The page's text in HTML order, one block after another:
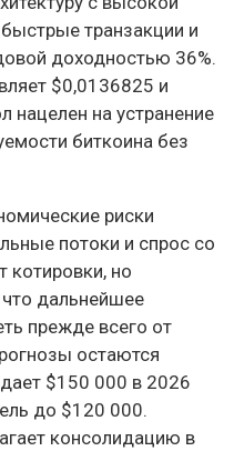
транзакции и
доходностью 36%.
$0,0136825 и
нацелен на устранение
биткоина без
риски
потоки и спрос со
котировки, но
дальнейшее
прежде всего от
остаются
$150 000 в 2026
до $120 000.
консолидацию в